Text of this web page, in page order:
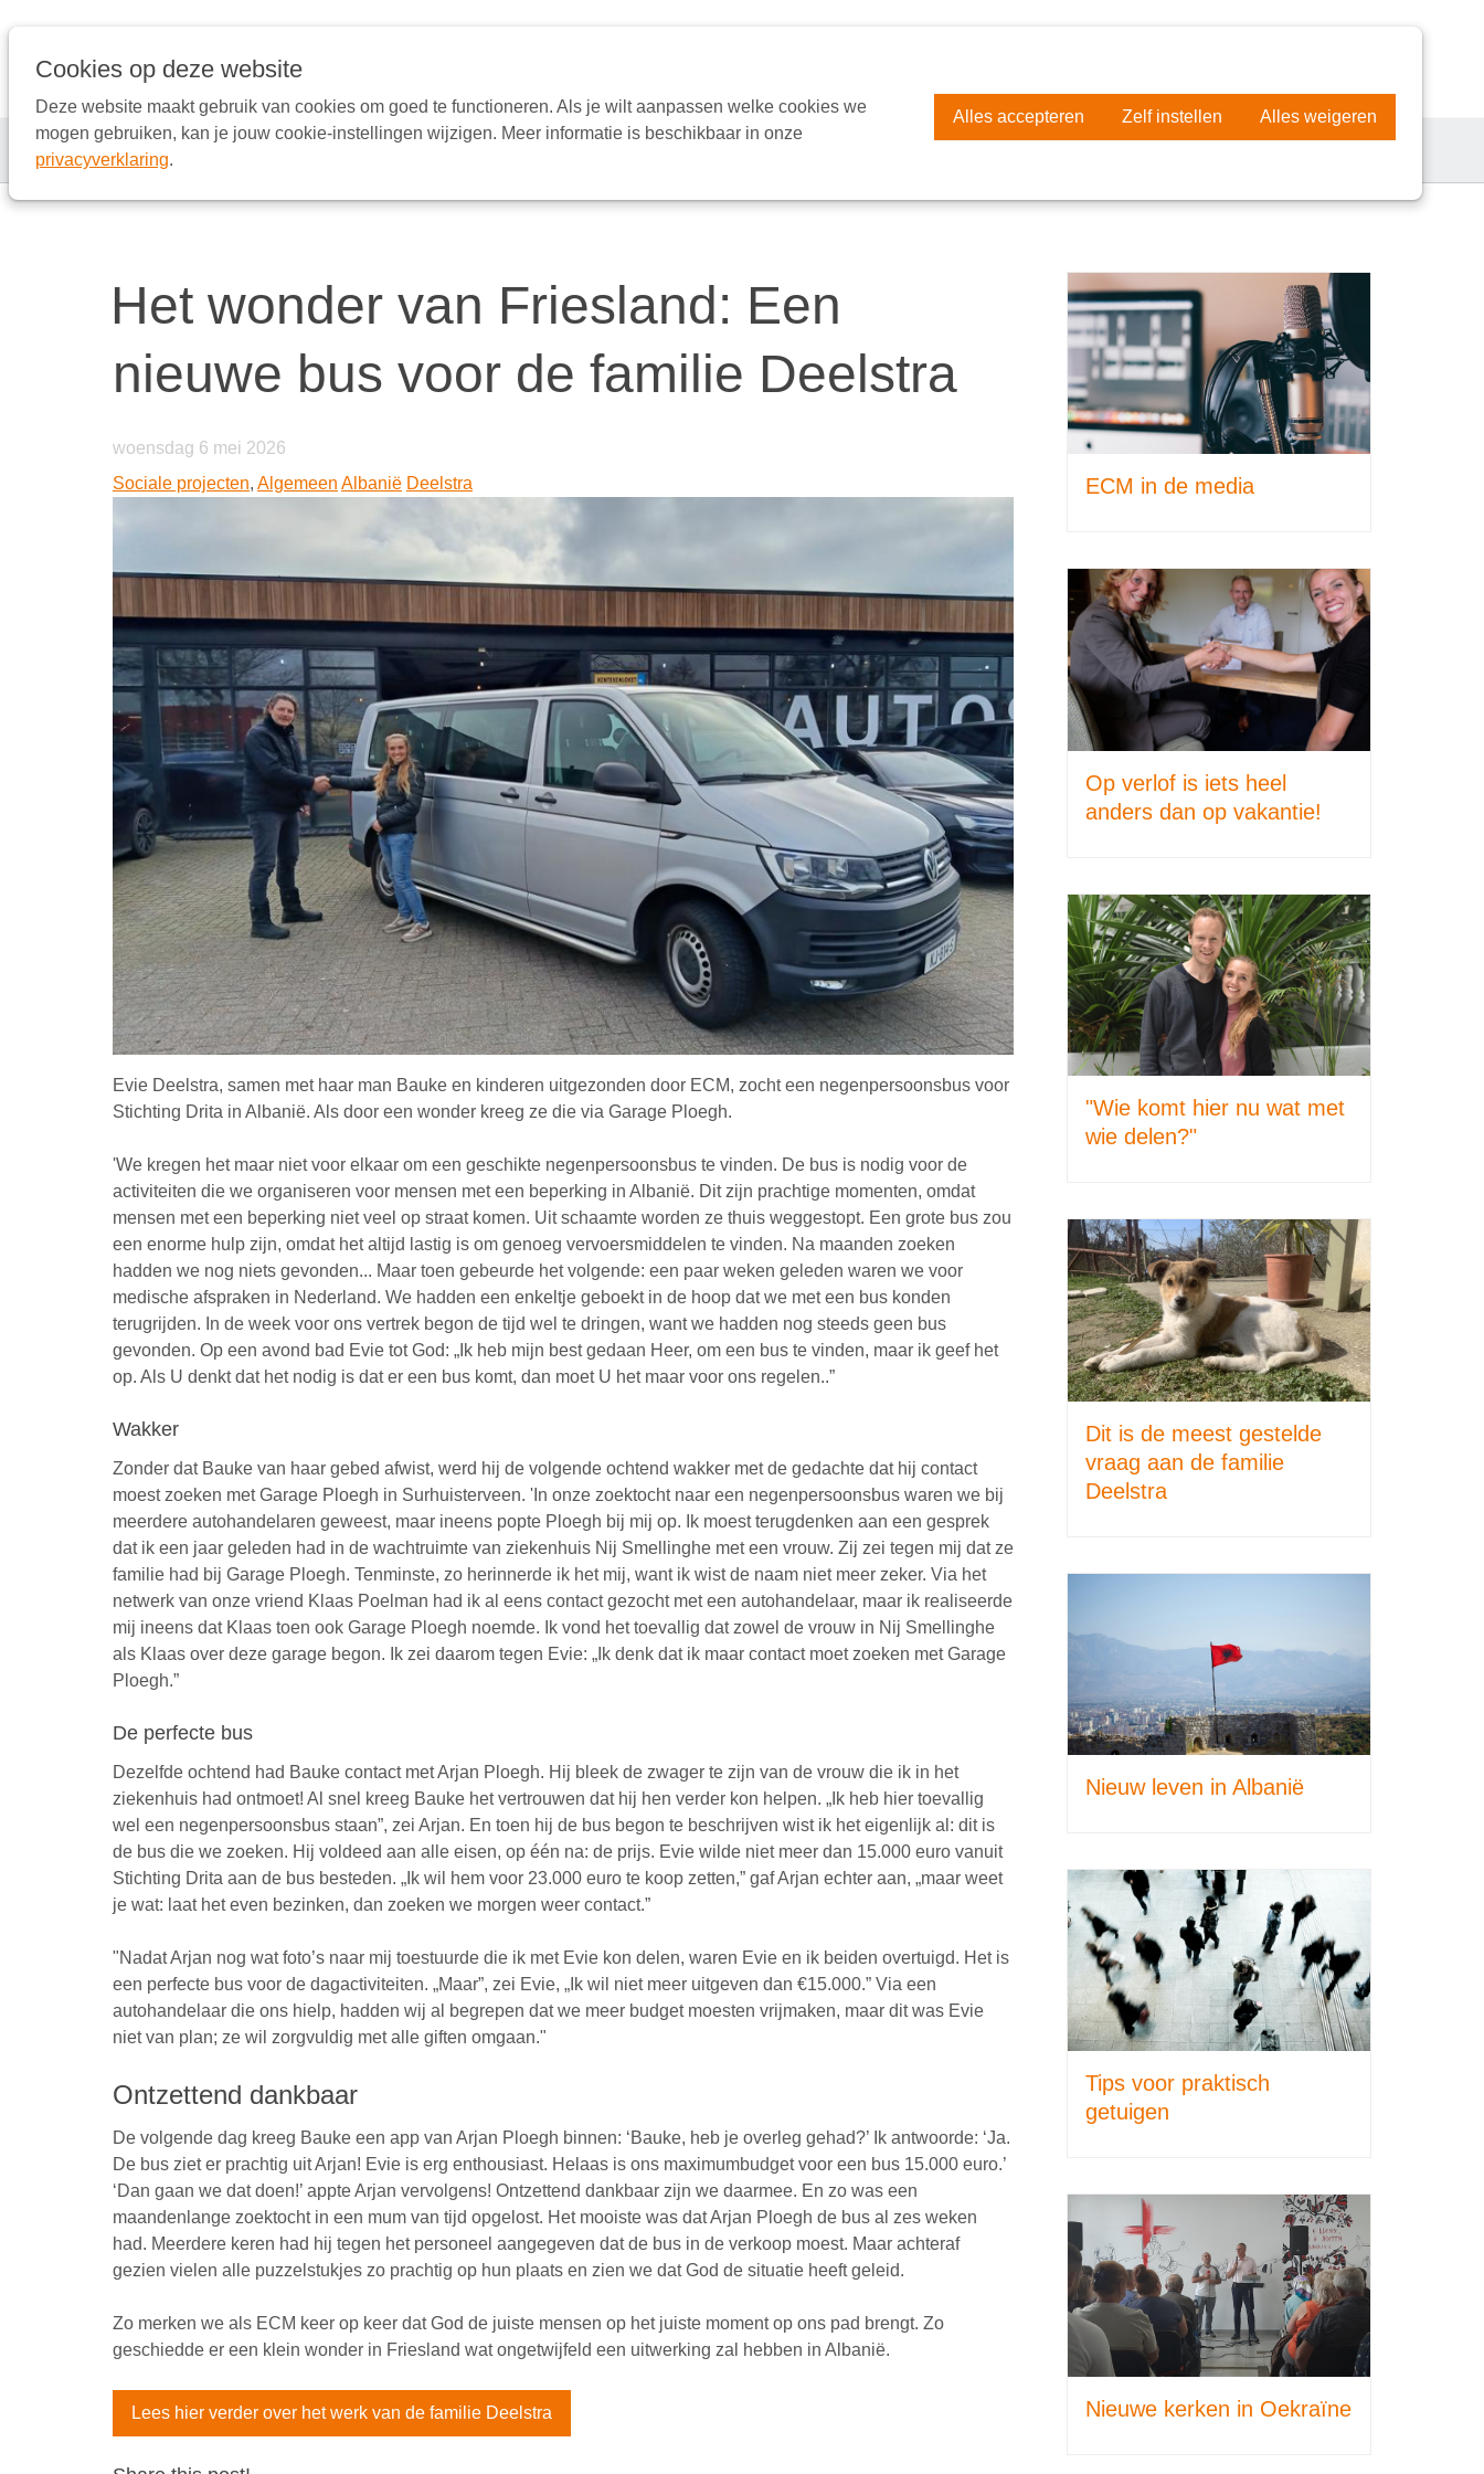
Cookies op deze website
Deze website maakt gebruik van cookies om goed te functioneren. Als je wilt aanpassen welke cookies we
mogen gebruiken, kan je jouw cookie-instellingen wijzigen. Meer informatie is beschikbaar in onze
privacyverklaring.
Alles accepteren Zelf instellen Alles weigeren
overslaan
Ga
de
inhoud
Ga
naar
Verhalen uit Europa
Het wonder van Friesland: Een
nieuwe bus voor de familie Deelstra
woensdag 6 mei 2026
Sociale projecten, Algemeen Albanië Deelstra
Evie Deelstra, samen met haar man Bauke en kinderen uitgezonden door ECM, zocht een negenpersoonsbus voor
Stichting Drita in Albanië. Als door een wonder kreeg ze die via Garage Ploegh.
'We kregen het maar niet voor elkaar om een geschikte negenpersoonsbus te vinden. De bus is nodig voor de
activiteiten die we organiseren voor mensen met een beperking in Albanië. Dit zijn prachtige momenten, omdat
mensen met een beperking niet veel op straat komen. Uit schaamte worden ze thuis weggestopt. Een grote bus zou
een enorme hulp zijn, omdat het altijd lastig is om genoeg vervoersmiddelen te vinden. Na maanden zoeken
hadden we nog niets gevonden... Maar toen gebeurde het volgende: een paar weken geleden waren we voor
medische afspraken in Nederland. We hadden een enkeltje geboekt in de hoop dat we met een bus konden
terugrijden. In de week voor ons vertrek begon de tijd wel te dringen, want we hadden nog steeds geen bus
gevonden. Op een avond bad Evie tot God: „Ik heb mijn best gedaan Heer, om een bus te vinden, maar ik geef het
op. Als U denkt dat het nodig is dat er een bus komt, dan moet U het maar voor ons regelen..”
Wakker
Zonder dat Bauke van haar gebed afwist, werd hij de volgende ochtend wakker met de gedachte dat hij contact
moest zoeken met Garage Ploegh in Surhuisterveen. 'In onze zoektocht naar een negenpersoonsbus waren we bij
meerdere autohandelaren geweest, maar ineens popte Ploegh bij mij op. Ik moest terugdenken aan een gesprek
dat ik een jaar geleden had in de wachtruimte van ziekenhuis Nij Smellinghe met een vrouw. Zij zei tegen mij dat ze
familie had bij Garage Ploegh. Tenminste, zo herinnerde ik het mij, want ik wist de naam niet meer zeker. Via het
netwerk van onze vriend Klaas Poelman had ik al eens contact gezocht met een autohandelaar, maar ik realiseerde
mij ineens dat Klaas toen ook Garage Ploegh noemde. Ik vond het toevallig dat zowel de vrouw in Nij Smellinghe
als Klaas over deze garage begon. Ik zei daarom tegen Evie: „Ik denk dat ik maar contact moet zoeken met Garage
Ploegh.”
De perfecte bus
Dezelfde ochtend had Bauke contact met Arjan Ploegh. Hij bleek de zwager te zijn van de vrouw die ik in het
ziekenhuis had ontmoet! Al snel kreeg Bauke het vertrouwen dat hij hen verder kon helpen. „Ik heb hier toevallig
wel een negenpersoonsbus staan”, zei Arjan. En toen hij de bus begon te beschrijven wist ik het eigenlijk al: dit is
de bus die we zoeken. Hij voldeed aan alle eisen, op één na: de prijs. Evie wilde niet meer dan 15.000 euro vanuit
Stichting Drita aan de bus besteden. „Ik wil hem voor 23.000 euro te koop zetten,” gaf Arjan echter aan, „maar weet
je wat: laat het even bezinken, dan zoeken we morgen weer contact.”
"Nadat Arjan nog wat foto’s naar mij toestuurde die ik met Evie kon delen, waren Evie en ik beiden overtuigd. Het is
een perfecte bus voor de dagactiviteiten. „Maar”, zei Evie, „Ik wil niet meer uitgeven dan €15.000.” Via een
autohandelaar die ons hielp, hadden wij al begrepen dat we meer budget moesten vrijmaken, maar dit was Evie
niet van plan; ze wil zorgvuldig met alle giften omgaan."
Ontzettend dankbaar
De volgende dag kreeg Bauke een app van Arjan Ploegh binnen: ‘Bauke, heb je overleg gehad?’ Ik antwoorde: ‘Ja.
De bus ziet er prachtig uit Arjan! Evie is erg enthousiast. Helaas is ons maximumbudget voor een bus 15.000 euro.’
‘Dan gaan we dat doen!’ appte Arjan vervolgens! Ontzettend dankbaar zijn we daarmee. En zo was een
maandenlange zoektocht in een mum van tijd opgelost. Het mooiste was dat Arjan Ploegh de bus al zes weken
had. Meerdere keren had hij tegen het personeel aangegeven dat de bus in de verkoop moest. Maar achteraf
gezien vielen alle puzzelstukjes zo prachtig op hun plaats en zien we dat God de situatie heeft geleid.
Zo merken we als ECM keer op keer dat God de juiste mensen op het juiste moment op ons pad brengt. Zo
geschiedde er een klein wonder in Friesland wat ongetwijfeld een uitwerking zal hebben in Albanië.
Lees hier verder over het werk van de familie Deelstra
ECM in de media
Op verlof is iets heel
anders dan op vakantie!
"Wie komt hier nu wat met
wie delen?"
Dit is de meest gestelde
vraag aan de familie
Deelstra
Nieuw leven in Albanië
Tips voor praktisch
getuigen
Nieuwe kerken in Oekraïne